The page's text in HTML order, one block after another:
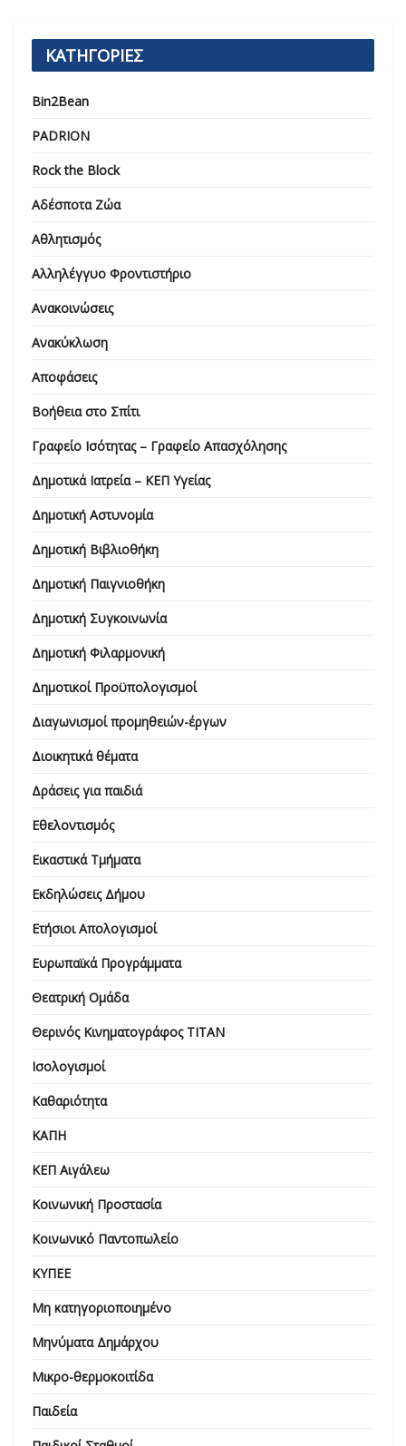
ΚΑΤΗΓΟΡΙΕΣ
Bin2Bean
PADRION
Rock the Block
Αδέσποτα Ζώα
Αθλητισμός
Αλληλέγγυο Φροντιστήριο
Ανακοινώσεις
Ανακύκλωση
Αποφάσεις
Βοήθεια στο Σπίτι
Γραφείο Ισότητας – Γραφείο Απασχόλησης
Δημοτικά Ιατρεία – ΚΕΠ Υγείας
Δημοτική Αστυνομία
Δημοτική Βιβλιοθήκη
Δημοτική Παιγνιοθήκη
Δημοτική Συγκοινωνία
Δημοτική Φιλαρμονική
Δημοτικοί Προϋπολογισμοί
Διαγωνισμοί προμηθειών-έργων
Διοικητικά θέματα
Δράσεις για παιδιά
Εθελοντισμός
Εικαστικά Τμήματα
Εκδηλώσεις Δήμου
Ετήσιοι Απολογισμοί
Ευρωπαϊκά Προγράμματα
Θεατρική Ομάδα
Θερινός Κινηματογράφος ΤΙΤΑΝ
Ισολογισμοί
Καθαριότητα
ΚΑΠΗ
ΚΕΠ Αιγάλεω
Κοινωνική Προστασία
Κοινωνικό Παντοπωλείο
ΚΥΠΕΕ
Μη κατηγοριοποιημένο
Μηνύματα Δημάρχου
Μικρο-θερμοκοιτίδα
Παιδεία